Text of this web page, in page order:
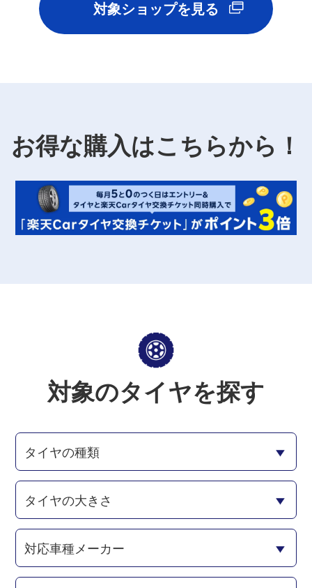
対象ショップを見る
お得な購入はこちらから！
対象のタイヤを探す
タイヤの種類
タイヤの大きさ
対応車種メーカー